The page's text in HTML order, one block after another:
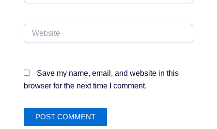
Website
Save my name, email, and website in this
browser for the next time I comment.